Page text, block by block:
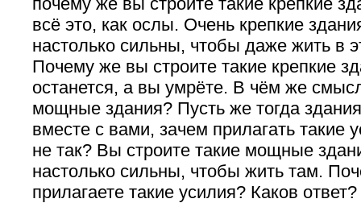
всё это, как ослы. Очень крепкие
настолько сильны, чтобы даже жить в
Почему же вы строите такие крепкие
останется, а вы умрёте. В чём же
мощные здания? Пусть же тогда
вместе с вами, зачем прилагать такие
не так? Вы строите такие мощные
настолько сильны, чтобы жить там.
прилагаете такие усилия? Каков ответ?